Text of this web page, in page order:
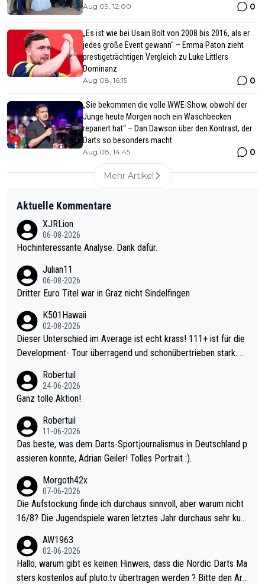
Aug 09, 12:00 0
„Es ist wie bei Usain Bolt von 2008 bis 2016, als er
jedes große Event gewann" – Emma Paton zieht
prestigeträchtigen Vergleich zu Luke Littlers
Dominanz
Aug 08, 16:15 0
„Sie bekommen die volle WWE-Show, obwohl der
Junge heute Morgen noch ein Waschbecken
repariert hat“ – Dan Dawson über den Kontrast, der
Darts so besonders macht
Aug 08, 14:45 0
Mehr Artikel
Aktuelle Kommentare
XJRLion
06-08-2026
Hochinteressante Analyse. Dank dafür.
Julian11
06-08-2026
Dritter Euro Titel war in Graz nicht Sindelfingen
K501Hawaii
02-08-2026
Dieser Unterschied im Average ist echt krass! 111+ ist für die
Development- Tour überragend und schonübertrieben stark. U
mal 40+ erst recht. Da gewinnst keinen Blumentopf - ist ja noc
h krasser wie ein Pokalspiel eines Kreisligisten vs einem Bund
Robertuil
24-06-2026
Ganz tolle Aktion!
Robertuil
11-06-2026
Das beste, was dem Darts-Sportjournalismus in Deutschland p
assieren konnte, Adrian Geiler! Tolles Portrait :).
Morgoth42x
07-06-2026
Die Aufstockung finde ich durchaus sinnvoll, aber warum nicht
16/8? Die Jugendspiele waren letztes Jahr durchaus sehr kurz
Allerdings ist Mitchell Lawrie als Nummer 1 der Welt eh qualifi
ziert. Somit ändert die automatische Qualifikation des Weltmei
sters erstmal nichts. Ich denke sie wollen damit für nächstes J
AW1963
02-06-2026
Hallo, warum gibt es keinen Hinweis, dass die Nordic Darts Ma
sters kostenlos auf pluto.tv übertragen werden ? Bitte den Arti